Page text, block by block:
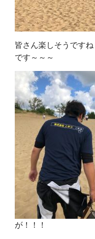
皆さん楽しそうです
です～～～
が！！！